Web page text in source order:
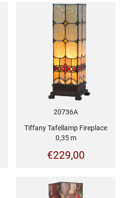
20736A
Tiffany Tafellamp Fireplace
0,35 m
€229,00